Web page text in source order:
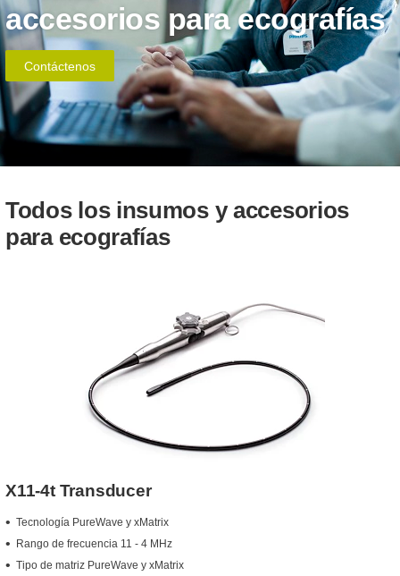
accesorios para ecografías
Contáctenos
Todos los insumos y accesorios
para ecografías
X11-4t Transducer
Tecnología PureWave y xMatrix
Rango de frecuencia 11 - 4 MHz
Tipo de matriz PureWave y xMatrix